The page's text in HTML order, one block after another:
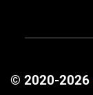
© 2020-2026